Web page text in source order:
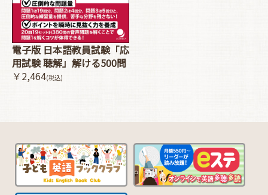
電子版 日本語教員試験「応
用試験 聴解」解ける500問
￥2,464(税込)